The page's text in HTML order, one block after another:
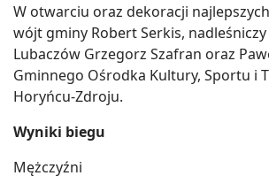
W otwarciu oraz dekoracji
wójt gminy Robert Serkis,
Lubaczów Grzegorz Szafran oraz
Gminnego Ośrodka Kultury, Sportu i
Horyńcu-Zdroju.
Wyniki biegu
Mężczyźni